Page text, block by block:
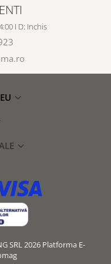
I D: Inchis
SRL 2026 Platforma E-